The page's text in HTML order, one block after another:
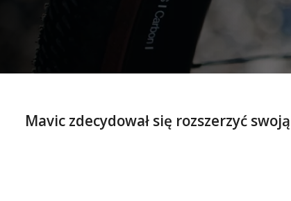
Mavic zdecydował się rozszerzyć